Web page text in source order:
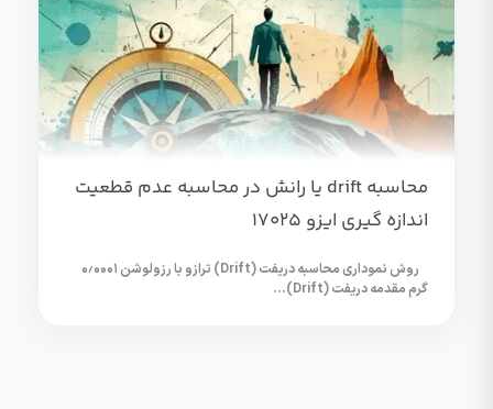
محاسبه drift یا رانش در محاسبه عدم قطعیت
اندازه گیری ایزو 17025
روش نموداری محاسبه دریفت (Drift) ترازو با رزولوشن ۰٫۰۰۰۱
گرم مقدمه دریفت (Drift)...